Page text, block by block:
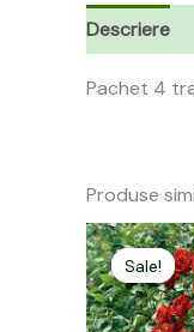
Descriere
Pachet 4
Produse
Sale!
Sale! a